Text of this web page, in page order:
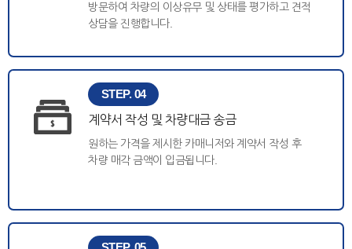
방문하여 차량의 이상유무 및 상태를 평가하고 견적
상담을 진행합니다.
STEP. 04
계약서 작성 및 차량대금 송금
원하는 가격을 제시한 카매니저와 계약서 작성 후
차량 매각 금액이 입금됩니다.